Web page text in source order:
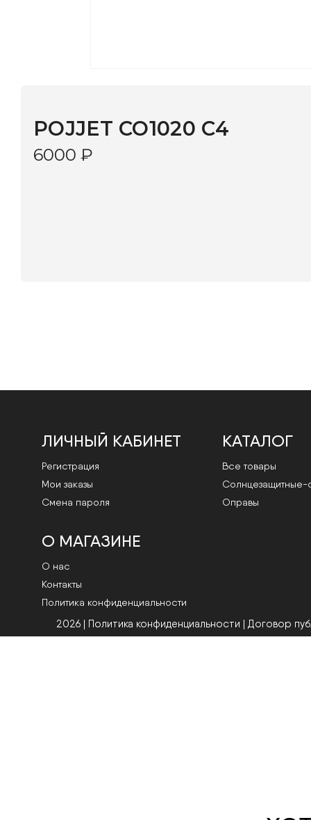
ЛИЧНЫЙ КАБИНЕТ
Регистрация
Мои заказы
Смена пароля
КАТАЛОГ
Все товары
Cолнцезащитные-
Оправы
О МАГАЗИНЕ
О нас
Контакты
Политика конфиденциальности
2026 | Политика конфиденциальности | Договор